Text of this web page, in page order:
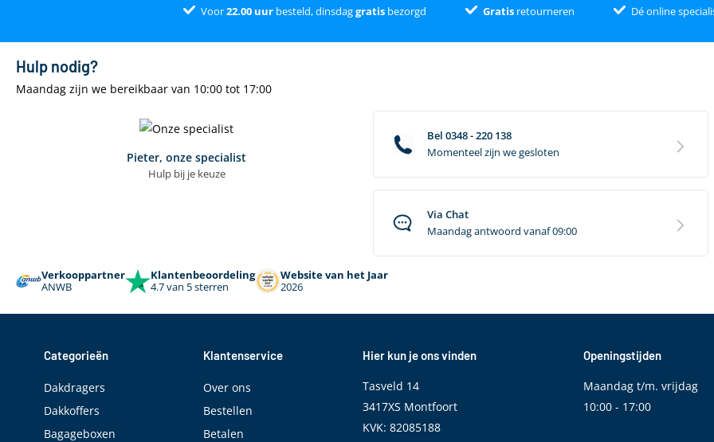
Voor22.00uurbesteld, dinsdaggratisbezorgd Gratis retourneren Dé online
Hulp nodig?
Maandag zijn we bereikbaar van 10:00 tot 17:00
Pieter, onze specialist
Hulp bij je keuze
Bel 0348 - 220 138
Momenteel zijn we gesloten
Via Chat
Maandag antwoord vanaf 09:00
Verkooppartner
ANWB
Klantenbeoordeling
4.7 van 5 sterren
Website van het Jaar
2026
Categorieën
Dakdragers
Dakkoffers
Bagageboxen
Klantenservice
Over ons
Bestellen
Betalen
Hier kun je ons vinden
Tasveld 14
3417XS Montfoort
KVK: 82085188
Openingstijden
Maandag t/m. vrijdag
10:00 - 17:00